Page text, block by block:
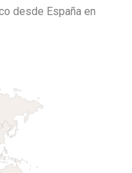
desde España en